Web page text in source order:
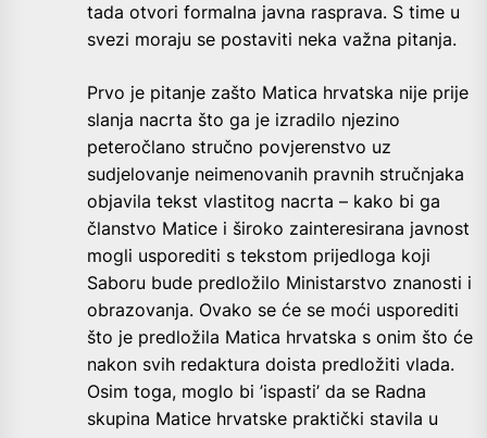
tada otvori formalna javna rasprava. S time u
svezi moraju se postaviti neka važna pitanja.
Prvo je pitanje zašto Matica hrvatska nije prije
slanja nacrta što ga je izradilo njezino
peteročlano stručno povjerenstvo uz
sudjelovanje neimenovanih pravnih stručnjaka
objavila tekst vlastitog nacrta – kako bi ga
članstvo Matice i široko zainteresirana javnost
mogli usporediti s tekstom prijedloga koji
Saboru bude predložilo Ministarstvo znanosti i
obrazovanja. Ovako se će se moći usporediti
što je predložila Matica hrvatska s onim što će
nakon svih redaktura doista predložiti vlada.
Osim toga, moglo bi ’ispasti’ da se Radna
skupina Matice hrvatske praktički stavila u